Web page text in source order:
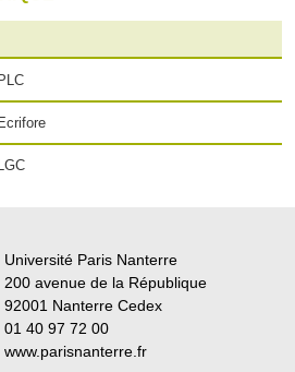
Université Paris Nanterre
200 avenue de la République
92001 Nanterre Cedex
01 40 97 72 00
www.parisnanterre.fr